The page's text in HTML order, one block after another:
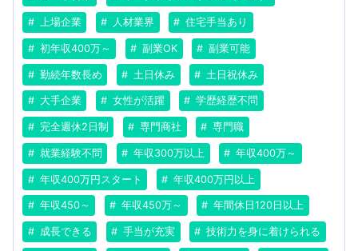
上場企業 人材業界 住宅手当あり
初年収400万～ 副業OK 副業可能
勤続年数長め 土日休み 土日祝休み
大手企業 女性が活躍 学歴経歴不問
完全週休2日制 専門商社 専門職
就業経験不問 年収300万以上 年収400万～
年収400万円スタート 年収400万円以上
年収450～ 年収450万～ 年間休日120日以上
成長できる 手当が充実 技術力を身に着けられる